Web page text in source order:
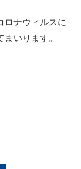
ロナウィルスに
いります。